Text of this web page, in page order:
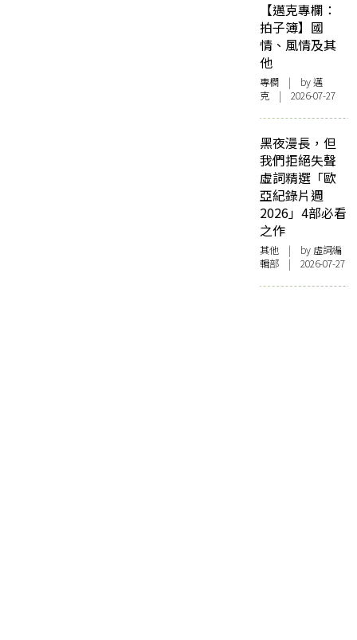
【邁克專欄：
拍子簿】國
情、風情及其
他
專欄 | by邁
克 | 2026-07-27
黑夜漫長，但
我們拒絕失聲
虛詞精選「歐
亞紀錄片週
2026」4部必看
之作
其他 | by 虛詞編
輯部 | 2026-07-27